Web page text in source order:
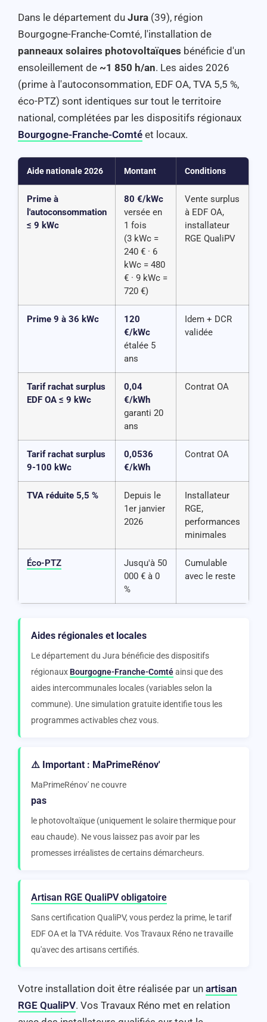
Dans le département du Jura (39), région
Bourgogne-Franche-Comté, l'installation de
panneaux solaires photovoltaïques bénéficie d'un
ensoleillement de ~1 850 h/an. Les aides 2026
(prime à l'autoconsommation, EDF OA, TVA 5,5 %,
éco-PTZ) sont identiques sur tout le territoire
national, complétées par les dispositifs régionaux
Bourgogne-Franche-Comté et locaux.
Aide nationale 2026 Montant Conditions
Prime à
l'autoconsommation
≤ 9 kWc
80 €/kWc
versée en
1 fois
(3 kWc =
240 € · 6
kWc = 480
€ · 9 kWc =
720 €)
Vente surplus
à EDF OA,
installateur
RGE QualiPV
Prime 9 à 36 kWc
120
€/kWc
étalée 5
ans
Idem + DCR
validée
Tarif rachat surplus
EDF OA ≤ 9 kWc
0,04
€/kWh
garanti 20
ans
Contrat OA
Tarif rachat surplus
9-100 kWc
0,0536
€/kWh
Contrat OA
TVA réduite 5,5 %
Depuis le
1er janvier
2026
Installateur
RGE,
performances
minimales
Éco-PTZ
Jusqu'à 50
000 € à 0
%
Cumulable
avec le reste
Aides régionales et locales
Le département du Jura bénéficie des dispositifs
régionaux Bourgogne-Franche-Comtéainsi que des
aides intercommunales locales (variables selon la
commune). Une simulation gratuite identifie tous les
programmes activables chez vous.
⚠️ Important : MaPrimeRénov'
MaPrimeRénov' ne couvre
pas
le photovoltaïque (uniquement le solaire thermique pour
eau chaude). Ne vous laissez pas avoir par les
promesses irréalistes de certains démarcheurs.
Artisan RGE QualiPV obligatoire
Sans certification QualiPV, vous perdez la prime, le tarif
EDF OA et la TVA réduite. Vos Travaux Réno ne travaille
qu'avec des artisans certifiés.
Votre installation doit être réalisée par un artisan
RGE QualiPV. Vos Travaux Réno met en relation